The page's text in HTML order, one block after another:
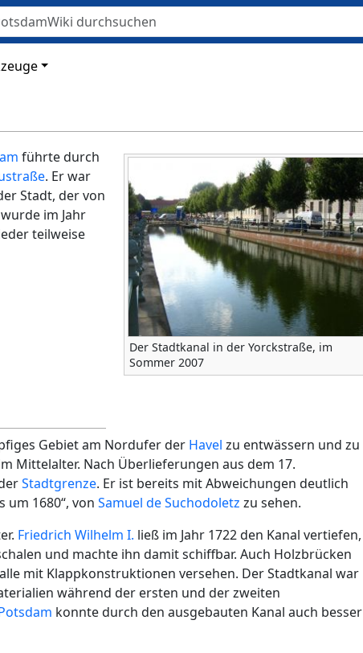
Der Stadtkanal in der Yorckstraße, im
Sommer 2007
führte durch
. Er war
Stadt, der von
im Jahr
teilweise
Gebiet am Nordufer der Havel zu entwässern und zu
Mittelalter. Nach Überlieferungen aus dem 17.
Stadtgrenze. Er ist bereits mit Abweichungen deutlich
um 1680“, von Samuel de Suchodoletz zu sehen.
Friedrich Wilhelm I. ließ im Jahr 1722 den Kanal vertiefen,
und machte ihn damit schiffbar. Auch Holzbrücken
mit Klappkonstruktionen versehen. Der Stadtkanal war
während der ersten und der zweiten
konnte durch den ausgebauten Kanal auch besser